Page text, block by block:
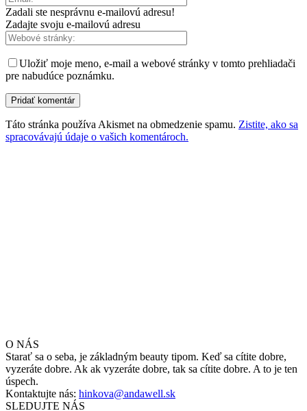
Zadali ste nesprávnu e-mailovú adresu!
Zadajte svoju e-mailovú adresu
Uložiť moje meno, e-mail a webové stránky v tomto prehliadači
pre nabudúce poznámku.
Táto stránka používa Akismet na obmedzenie spamu. Zistite, ako sa
spracovávajú údaje o vašich komentároch.
O NÁS
Starať sa o seba, je základným beauty tipom. Keď sa cítite dobre,
vyzeráte dobre. Ak ak vyzeráte dobre, tak sa cítite dobre. A to je ten
úspech.
Kontaktujte nás: hinkova@andawell.sk
SLEDUJTE NÁS